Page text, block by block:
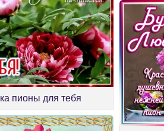
пионы для тебя